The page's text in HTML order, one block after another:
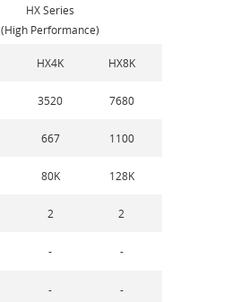
HX Series
(High Performance)
HX4K HX8K
3520 7680
667 1100
80K 128K
2 2
- -
- -